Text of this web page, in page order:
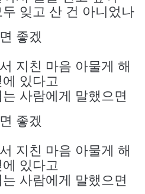
잊고 산 건 아니었나
좋겠
지친 마음 아물게 해
있다고
사람에게 말했으면
좋겠
지친 마음 아물게 해
있다고
사람에게 말했으면